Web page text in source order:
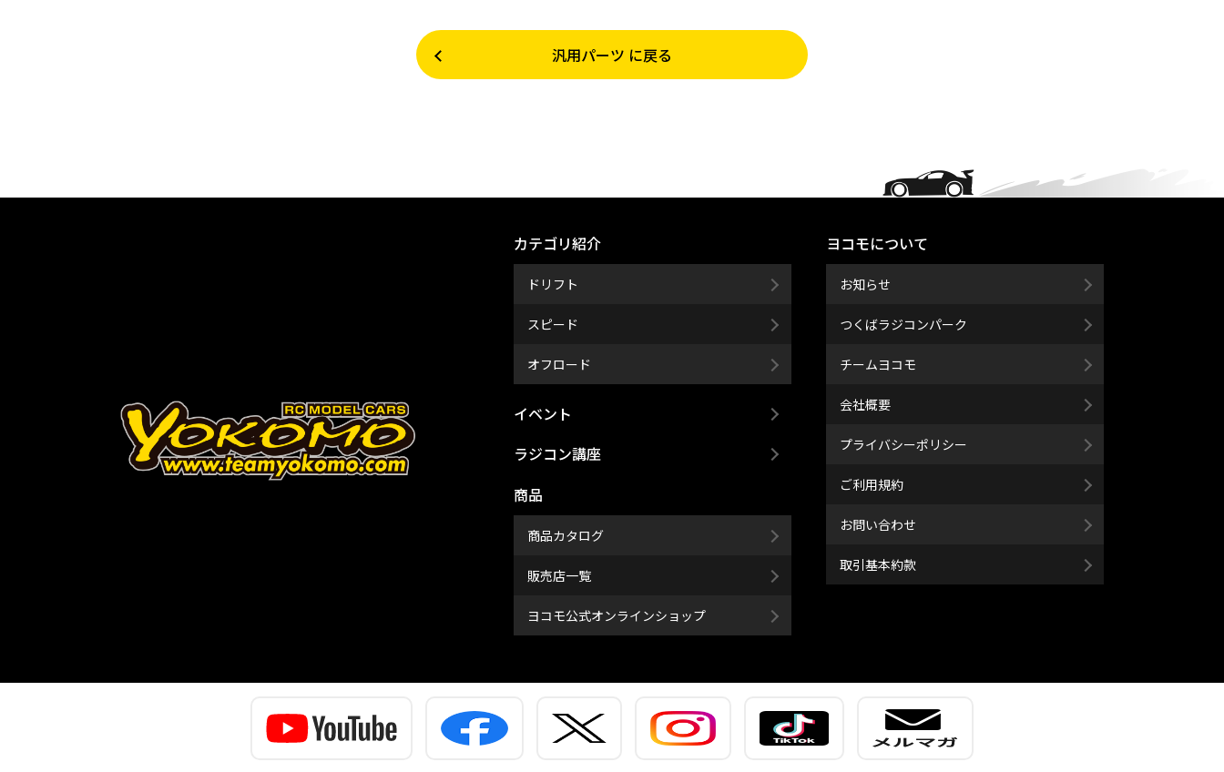
汎用パーツ に戻る
カテゴリ紹介
ドリフト
スピード
オフロード
イベント
ラジコン講座
商品
商品カタログ
販売店一覧
ヨコモ公式オンラインショップ
ヨコモについて
お知らせ
つくばラジコンパーク
チームヨコモ
会社概要
プライバシーポリシー
ご利用規約
お問い合わせ
取引基本約款